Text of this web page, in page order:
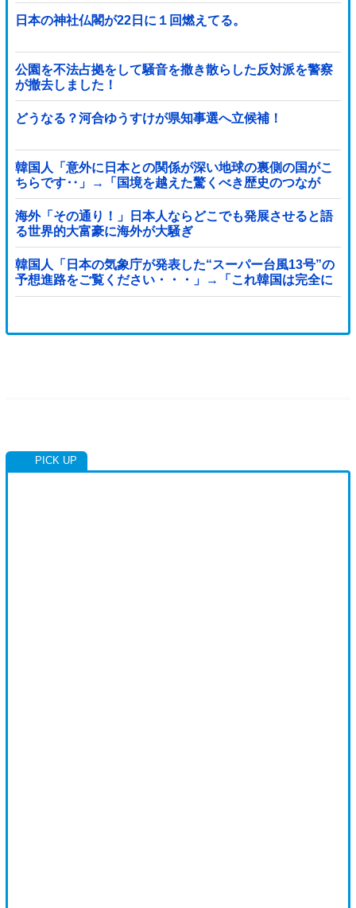
日本の神社仏閣が22日に１回燃えてる。
公園を不法占拠をして騒音を撒き散らした反対派を警察
が撤去しました！
どうなる？河合ゆうすけが県知事選へ立候補！
韓国人「意外に日本との関係が深い地球の裏側の国がこ
ちらです‥」→「国境を越えた驚くべき歴史のつなが
り‥」
海外「その通り！」日本人ならどこでも発展させると語
る世界的大富豪に海外が大騒ぎ
韓国人「日本の気象庁が発表した“スーパー台風13号”の
予想進路をご覧ください・・・」→「これ韓国は完全に
直撃なんだけど」「信じませんｗｗｗ」